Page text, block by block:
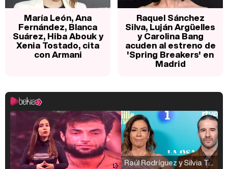
María León, Ana
Fernández, Blanca
Suárez, Hiba Abouk y
Xenia Tostado, cita
con Armani
Raquel Sánchez
Silva, Luján Argüelles
y Carolina Bang
acuden al estreno de
'Spring Breakers' en
Madrid
Raúl Rodríguez y Silvia Taulés nos cuentan su papel en 'La familia de la tele'